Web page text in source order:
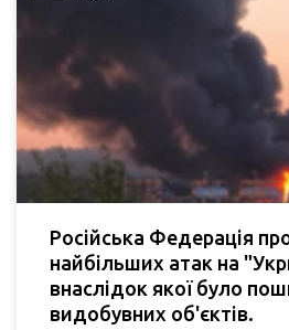
Російська Федерація
найбільших атак на
внаслідок якої було
видобувних об'єктів.